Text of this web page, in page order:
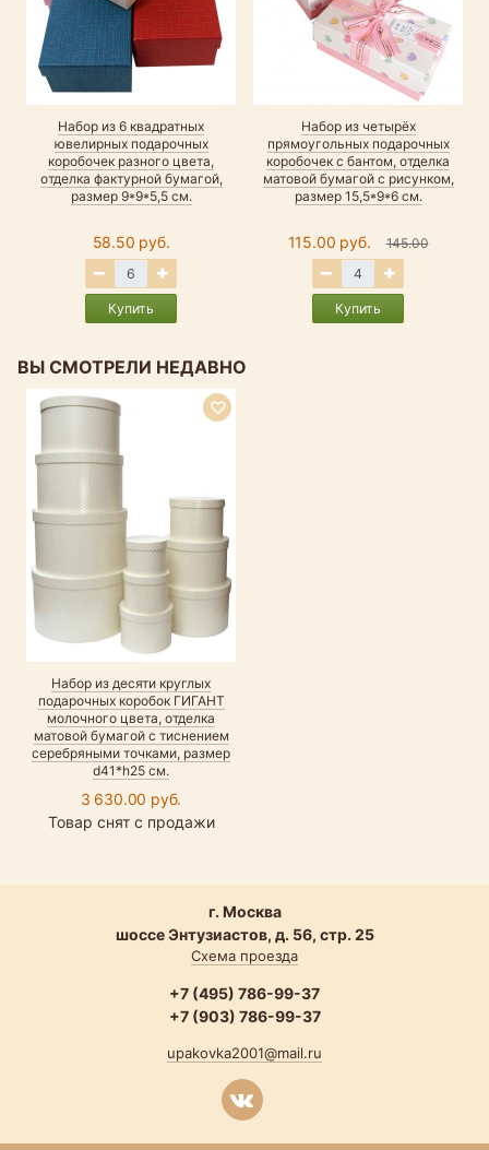
Набор из 6 квадратных
ювелирных подарочных
коробочек разного цвета,
отделка фактурной бумагой,
размер 9*9*5,5 см.
58.50 руб.
Купить
Набор из четырёх
прямоугольных подарочных
коробочек с бантом, отделка
матовой бумагой с рисунком,
размер 15,5*9*6 см.
115.00 руб. 145.00
Купить
ВЫ СМОТРЕЛИ НЕДАВНО
Набор из десяти круглых
подарочных коробок ГИГАНТ
молочного цвета, отделка
матовой бумагой с тиснением
серебряными точками, размер
d41*h25 см.
3 630.00 руб.
Товар снят с продажи
г. Москва
шоссе Энтузиастов, д. 56, стр. 25
Схема проезда
+7 (495) 786-99-37
+7 (903) 786-99-37
upakovka2001@mail.ru